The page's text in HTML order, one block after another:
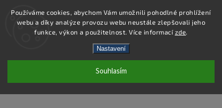
Používáme cookies, abychom Vám umožnili pohodlné prohlížení
webu a díky analýze provozu webu neustále zlepšovali jeho
funkce, výkon a použitelnost. Více informacízde.
Nastavení
Souhlasím
Hledat
SP108E - NÁUŠNICE S ŘÍČNÍMI